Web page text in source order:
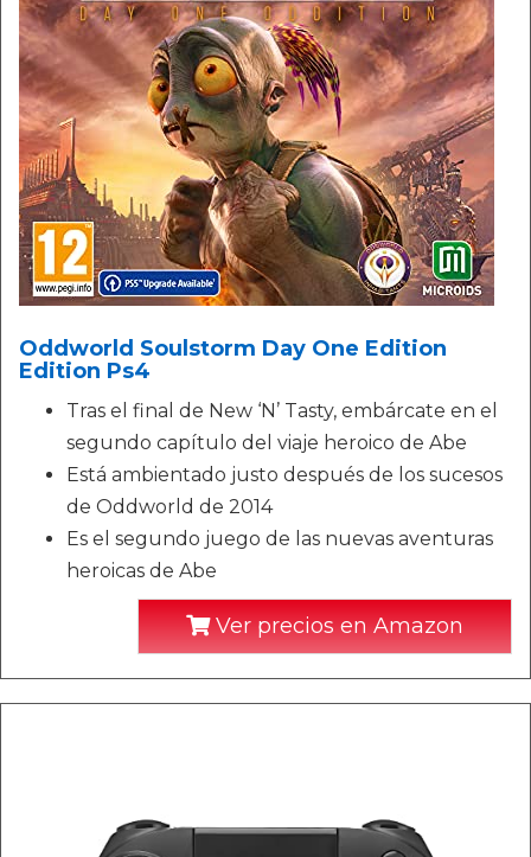
Oddworld Soulstorm Day One Edition
Edition Ps4
Tras el final de New ‘N’ Tasty, embárcate en el
segundo capítulo del viaje heroico de Abe
Está ambientado justo después de los sucesos
de Oddworld de 2014
Es el segundo juego de las nuevas aventuras
heroicas de Abe
Ver precios en Amazon